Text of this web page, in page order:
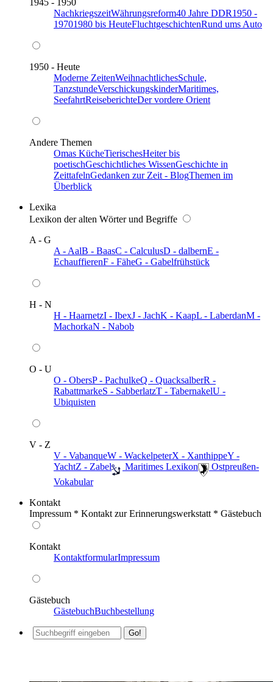
1945 - 1950
NachkriegszeitWährungsreform40 Jahre DDR1950 -
19701980 bis HeuteFluchtgeschichtenRund ums Auto
1950 - Heute
Moderne ZeitenWeihnachtlichesSchule,
TanzstundeVerschickungskinderMaritimes,
SeefahrtReiseberichteDer vordere Orient
Andere Themen
Omas KücheTierischesHeiter bis
poetischGeschichtliches WissenGeschichte in
ZeittafelnGedanken zur Zeit - BlogThemen im
Überblick
Lexika
Lexikon der alten Wörter und Begriffe
A - G
A - AalB - BaasC - CalculusD - dalbernE -
EchauffierenF - FäheG - Gabelfrühstück
H - N
H - HaarnetzI - IbexJ - JachK - KaapL - LaberdanM -
MachorkaN - Nabob
O - U
O - ObersP - PachulkeQ - QuacksalberR -
RabattmarkeS - SabberlatzT - TabernakelU -
Ubiquisten
V - Z
V - VabanqueW - WackelpeterX - XanthippeY -
YachtZ - Zabel ️ Maritimes Lexikon
️ Ostpreußen-
Vokabular
Kontakt
Impressum * Kontakt zur Erinnerungswerkstatt * Gästebuch
Kontakt
KontaktformularImpressum
Gästebuch
GästebuchBuchbestellung